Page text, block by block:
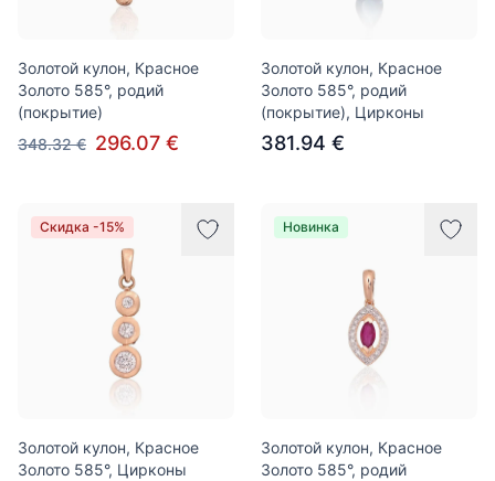
Золотой кулон, Красное
Золото 585°, родий
(покрытие)
348.32 € 296.07 €
Золотой кулон, Красное
Золото 585°, родий
(покрытие), Цирконы
381.94 €
Скидка -15%
Золотой кулон, Красное
Золото 585°, Цирконы
Новинка
Золотой кулон, Красное
Золото 585°, родий